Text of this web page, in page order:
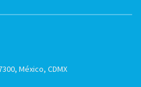
México, CDMX